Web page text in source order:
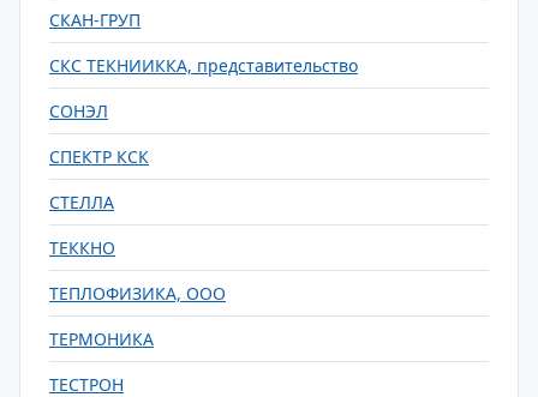
СКАН-ГРУП
СКС ТЕКНИИККА, представительство
СОНЭЛ
СПЕКТР КСК
СТЕЛЛА
ТЕККНО
ТЕПЛОФИЗИКА, ООО
ТЕРМОНИКА
ТЕСТРОН